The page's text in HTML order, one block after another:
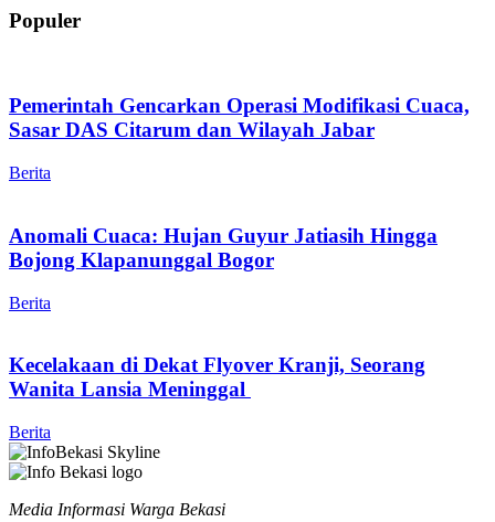
Populer
Pemerintah Gencarkan Operasi Modifikasi Cuaca,
Sasar DAS Citarum dan Wilayah Jabar
Berita
Anomali Cuaca: Hujan Guyur Jatiasih Hingga
Bojong Klapanunggal Bogor
Berita
Kecelakaan di Dekat Flyover Kranji, Seorang
Wanita Lansia Meninggal
Berita
Media Informasi Warga Bekasi